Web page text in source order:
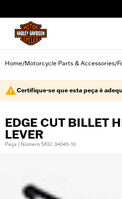
Home/Motorcycle Parts & Accessories/
Certifique-se que esta peça é
EDGE CUT BILLET
LEVER
Peça | Número SKU: 34045-10